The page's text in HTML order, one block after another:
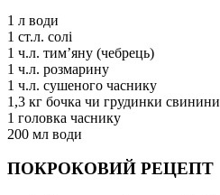
1 л води
1 ст.л. солі
1 ч.л. тимʼяну (чебрець)
1 ч.л. розмарину
1 ч.л. сушеного часнику
1,3 кг бочка чи грудинки свинини
1 головка часнику
200 мл води
ПОКРОКОВИЙ РЕЦЕПТ